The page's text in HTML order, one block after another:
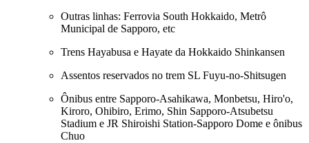
Outras linhas: Ferrovia South Hokkaido, Metrô
Municipal de Sapporo, etc
Trens Hayabusa e Hayate da Hokkaido Shinkansen
Assentos reservados no trem SL Fuyu-no-Shitsugen
Ônibus entre Sapporo-Asahikawa, Monbetsu, Hiro'o,
Kiroro, Ohibiro, Erimo, Shin Sapporo-Atsubetsu
Stadium e JR Shiroishi Station-Sapporo Dome e ônibus
Chuo